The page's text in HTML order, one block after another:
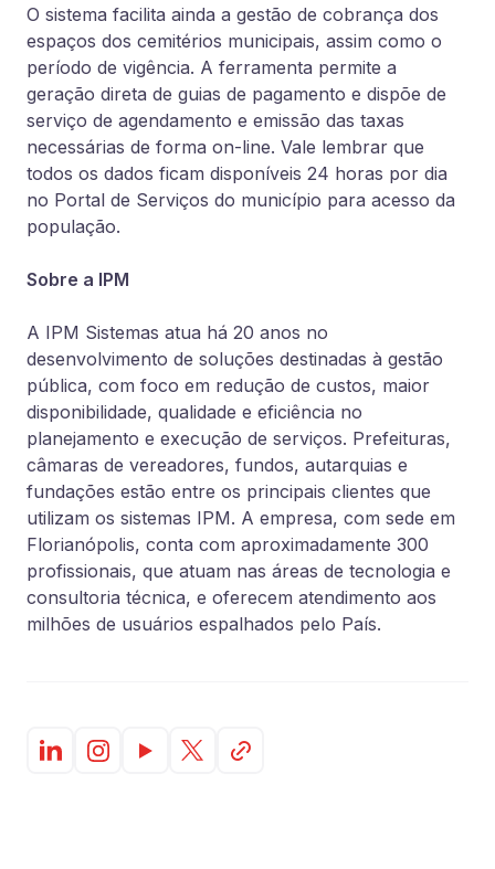
O sistema facilita ainda a gestão de cobrança dos
espaços dos cemitérios municipais, assim como o
período de vigência. A ferramenta permite a
geração direta de guias de pagamento e dispõe de
serviço de agendamento e emissão das taxas
necessárias de forma on-line. Vale lembrar que
todos os dados ficam disponíveis 24 horas por dia
no Portal de Serviços do município para acesso da
população.
Sobre a IPM
A IPM Sistemas atua há 20 anos no
desenvolvimento de soluções destinadas à gestão
pública, com foco em redução de custos, maior
disponibilidade, qualidade e eficiência no
planejamento e execução de serviços. Prefeituras,
câmaras de vereadores, fundos, autarquias e
fundações estão entre os principais clientes que
utilizam os sistemas IPM. A empresa, com sede em
Florianópolis, conta com aproximadamente 300
profissionais, que atuam nas áreas de tecnologia e
consultoria técnica, e oferecem atendimento aos
milhões de usuários espalhados pelo País.